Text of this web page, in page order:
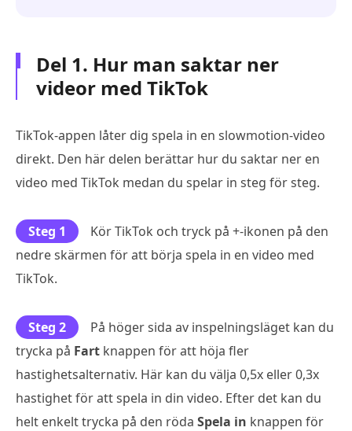
Del 1. Hur man saktar ner
videor med TikTok
TikTok-appen låter dig spela in en slowmotion-video
direkt. Den här delen berättar hur du saktar ner en
video med TikTok medan du spelar in steg för steg.
Steg 1
Kör TikTok och tryck på +-ikonen på den
nedre skärmen för att börja spela in en video med
TikTok.
Steg 2
På höger sida av inspelningsläget kan du
trycka på Fart knappen för att höja fler
hastighetsalternativ. Här kan du välja 0,5x eller 0,3x
hastighet för att spela in din video. Efter det kan du
helt enkelt trycka på den röda Spela in knappen för